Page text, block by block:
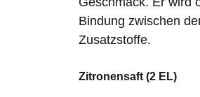
Bindung zwischen
Zusatzstoffe.
Zitronensaft (2 EL)